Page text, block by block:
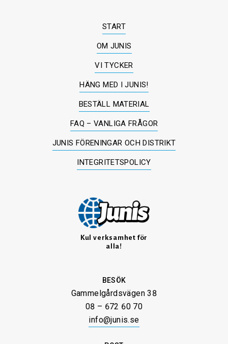
START
OM JUNIS
VI TYCKER
HÄNG MED I JUNIS!
BESTÄLL MATERIAL
FAQ – VANLIGA FRÅGOR
JUNIS FÖRENINGAR OCH DISTRIKT
INTEGRITETSPOLICY
Kul verksamhet för
alla!
BESÖK
Gammelgårdsvägen 38
08 – 672 60 70
info@junis.se